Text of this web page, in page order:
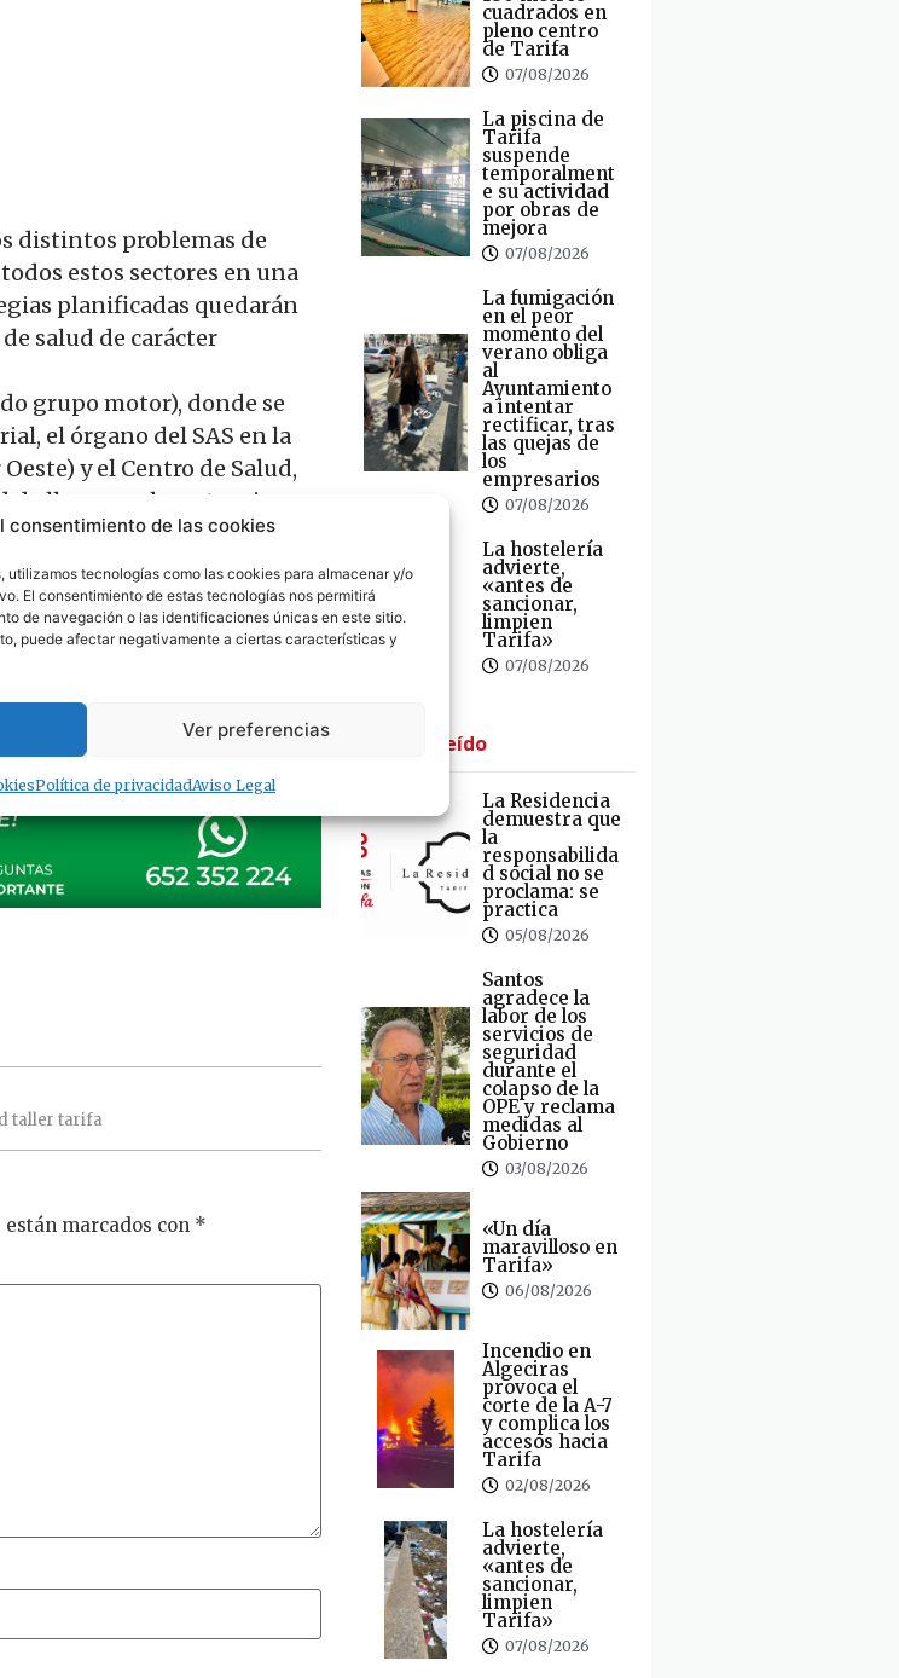
consentimiento de las cookies
utilizamos tecnologías como las cookies para almacenar y/o
El consentimiento de estas tecnologías nos permitirá
de navegación o las identificaciones únicas en este sitio.
puede afectar negativamente a ciertas características y
Ver preferencias
Política de privacidadAviso Legal
distintos problemas de
estos sectores en una
planificadas quedarán
salud de carácter
grupo motor), donde se
el órgano del SAS en la
y el Centro de Salud,
llevar a cabo actuaciones
básicos para la
de Tarifa, a través de
Área Campo de Gibraltar
la encuesta sobre salud
social en este
también habrá una
taller tarifa
marcados con *
cuadrados en
pleno centro
de Tarifa
07/08/2026
La piscina de
Tarifa
suspende
temporalment
e su actividad
por obras de
mejora
07/08/2026
La fumigación
en el peor
momento del
verano obliga
al
Ayuntamiento
a intentar
rectificar, tras
las quejas de
los
empresarios
07/08/2026
La hostelería
advierte,
«antes de
sancionar,
limpien
Tarifa»
07/08/2026
· Lo + Leído
La Residencia
demuestra que
la
responsabilida
d social no se
proclama: se
practica
05/08/2026
Santos
agradece la
labor de los
servicios de
seguridad
durante el
colapso de la
OPE y reclama
medidas al
Gobierno
03/08/2026
«Un día
maravilloso en
Tarifa»
06/08/2026
Incendio en
Algeciras
provoca el
corte de la A-7
y complica los
accesos hacia
Tarifa
02/08/2026
La hostelería
advierte,
«antes de
sancionar,
limpien
Tarifa»
07/08/2026